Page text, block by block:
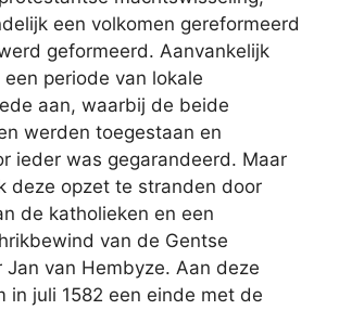
een volkomen gereformeerd
geformeerd. Aanvankelijk
periode van lokale
aan, waarbij de beide
werden toegestaan en
ieder was gegarandeerd. Maar
deze opzet te stranden door
de katholieken en een
van de Gentse
Jan van Hembyze. Aan deze
in juli 1582 een einde met de